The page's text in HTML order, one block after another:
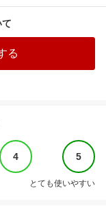
る
4 5
とても使いやすい